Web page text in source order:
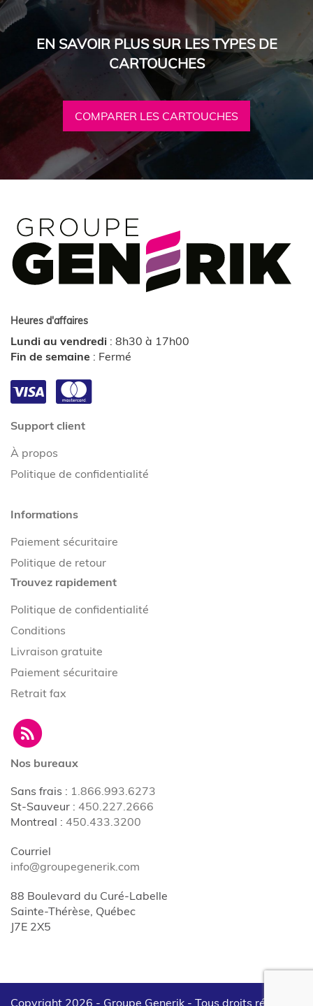
EN SAVOIR PLUS SUR LES TYPES DE
CARTOUCHES
COMPARER LES CARTOUCHES
Heures d'affaires
Lundi au vendredi : 8h30 à 17h00
Fin de semaine : Fermé
Support client
À propos
Politique de confidentialité
Informations
Paiement sécuritaire
Politique de retour
Trouvez rapidement
Politique de confidentialité
Conditions
Livraison gratuite
Paiement sécuritaire
Retrait fax
Nos bureaux
Sans frais : 1.866.993.6273
St-Sauveur : 450.227.2666
Montreal : 450.433.3200
Courriel
info@groupegenerik.com
88 Boulevard du Curé-Labelle
Sainte-Thérèse, Québec
J7E 2X5
Copyright 2026 - Groupe Generik - Tous droits réservés